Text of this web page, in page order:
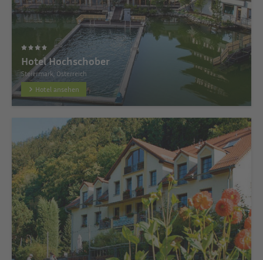
Hotel Hochschober
Steiermark, Österreich
Hotel ansehen